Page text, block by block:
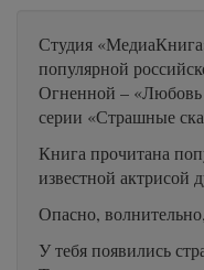
Студия
популярной
Огненной –
серии «Страшные
Книга прочитана
известной актрисой
Опасно,
У тебя появились